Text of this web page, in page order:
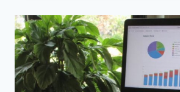
DIGITAL
QU’ILS
NE
VOUS
ENSEIGNENT